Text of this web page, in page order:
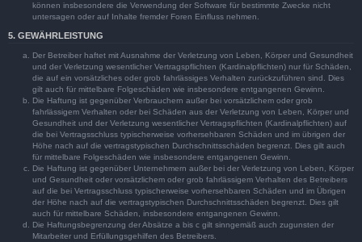
können insbesondere die Verwendung der Software für bestimmte Zwecke nicht
untersagen oder auf Inhalte fremder Foren Einfluss nehmen.
5. GEWÄHRLEISTUNG
Der Betreiber haftet mit Ausnahme der Verletzung von Leben, Körper und Gesundheit
und der Verletzung wesentlicher Vertragspflichten (Kardinalpflichten) nur für Schäden,
die auf ein vorsätzliches oder grob fahrlässiges Verhalten zurückzuführen sind. Dies
gilt auch für mittelbare Folgeschäden wie insbesondere entgangenen Gewinn.
Die Haftung ist gegenüber Verbrauchern außer bei vorsätzlichem oder grob
fahrlässigem Verhalten oder bei Schäden aus der Verletzung von Leben, Körper und
Gesundheit und der Verletzung wesentlicher Vertragspflichten (Kardinalpflichten) auf
die bei Vertragsschluss typischerweise vorhersehbaren Schäden und im übrigen der
Höhe nach auf die vertragstypischen Durchschnittsschäden begrenzt. Dies gilt auch
für mittelbare Folgeschäden wie insbesondere entgangenen Gewinn.
Die Haftung ist gegenüber Unternehmern außer bei der Verletzung von Leben, Körper
und Gesundheit oder vorsätzlichem oder grob fahrlässigem Verhalten des Betreibers
auf die bei Vertragsschluss typischerweise vorhersehbaren Schäden und im Übrigen
der Höhe nach auf die vertragstypischen Durchschnittsschäden begrenzt. Dies gilt
auch für mittelbare Schäden, insbesondere entgangenen Gewinn.
Die Haftungsbegrenzung der Absätze a bis c gilt sinngemäß auch zugunsten der
Mitarbeiter und Erfüllungsgehilfen des Betreibers.